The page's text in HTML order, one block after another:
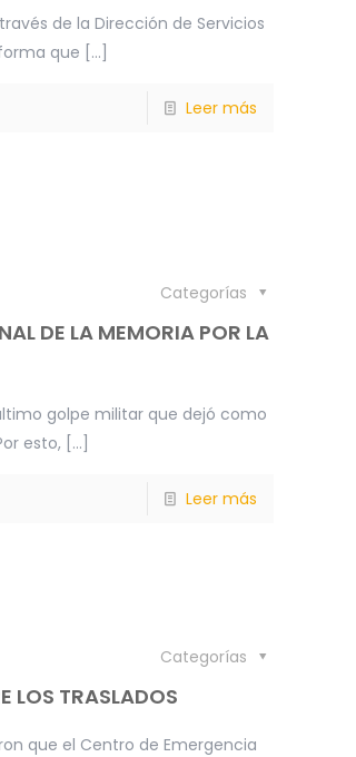
de la Dirección de Servicios
que […]
Leer más
Categorías
DE LA MEMORIA POR LA
golpe militar que dejó como
esto, […]
Leer más
Categorías
LOS TRASLADOS
que el Centro de Emergencia